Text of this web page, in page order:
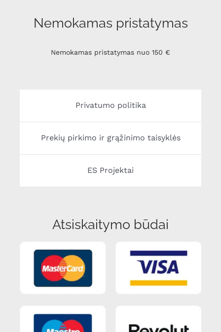
Nemokamas pristatymas
Nemokamas pristatymas nuo 150 €
Privatumo politika
Prekių pirkimo ir grąžinimo taisyklės
ES Projektai
Atsiskaitymo būdai